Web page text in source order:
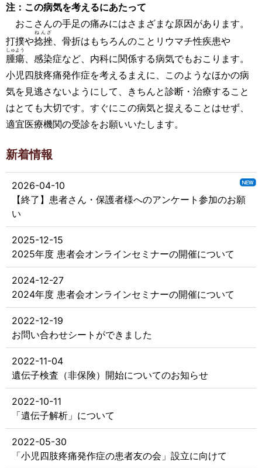
注：この病気を考えるにあたって
おこさんの手足の痛みにはさまざまな原因があります。
打撲や捻挫
ねんざ
、骨折はもちろんのことリウマチ性疾患や
腫瘍
しゅよう
、感染症など、内科に関係する病気でもおこります。
小児四肢疼痛発作症を考えるまえに、このようなほかの病
気を見逃さないようにして、きちんと診断・治療すること
はとても大切です。すぐにこの病気と捉えることはせず、
適宜医療機関の受診をお願いいたします。
新着情報
2026-04-10
【終了】患者さん・保護者様へのアンケート参加のお願
い
2025-12-15
2025年度 患者会オンラインセミナーの開催について
2024-12-27
2024年度 患者会オンラインセミナーの開催について
2022-12-19
お問い合わせシートができました
2022-11-04
遺伝子検査（非保険）開始についてのお知らせ
2022-10-11
「遺伝子解析」について
2022-05-30
「小児四肢疼痛発作症の患者友の会」設立に向けて